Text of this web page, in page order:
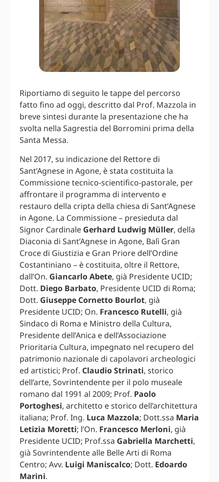
Riportiamo di seguito le tappe del percorso
fatto fino ad oggi, descritto dal Prof. Mazzola in
breve sintesi durante la presentazione che ha
svolta nella Sagrestia del Borromini prima della
Santa Messa.
Nel 2017, su indicazione del Rettore di
Sant’Agnese in Agone, è stata costituita la
Commissione tecnico-scientifico-pastorale, per
affrontare il programma di intervento e
restauro della cripta della chiesa di Sant’Agnese
in Agone. La Commissione – presieduta dal
Signor Cardinale Gerhard Ludwig Müller, della
Diaconia di Sant’Agnese in Agone, Balì Gran
Croce di Giustizia e Gran Priore dell’Ordine
Costantiniano – è costituita, oltre il Rettore,
dall’On. Giancarlo Abete, già Presidente UCID;
Dott. Diego Barbato, Presidente UCID di Roma;
Dott. Giuseppe Cornetto Bourlot, già
Presidente UCID; On. Francesco Rutelli, già
Sindaco di Roma e Ministro della Cultura,
Presidente dell’Anica e dell’Associazione
Prioritaria Cultura, impegnato nel recupero del
patrimonio nazionale di capolavori archeologici
ed artistici; Prof. Claudio Strinati, storico
dell’arte, Sovrintendente per il polo museale
romano dal 1991 al 2009; Prof. Paolo
Portoghesi, architetto e storico dell’architettura
italiana; Prof. Ing. Luca Mazzola; Dott.ssa Maria
Letizia Moretti; l’On. Francesco Merloni, già
Presidente UCID; Prof.ssa Gabriella Marchetti,
già Sovrintendente alle Belle Arti di Roma
Centro; Avv. Luigi Maniscalco; Dott. Edoardo
Marini.